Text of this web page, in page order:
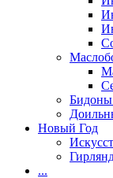
Бидоны
Новый Год
...